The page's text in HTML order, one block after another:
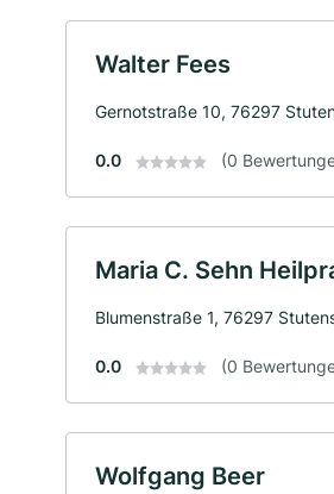
Walter Fees
Gernotstraße 10, 76297
0.0 (0
Maria C. Sehn
Blumenstraße 1, 76297
0.0 (0
Wolfgang Beer